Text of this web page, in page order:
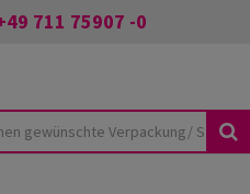
711 75907 -0